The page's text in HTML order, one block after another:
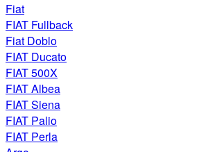
Fiat
FIAT Fullback
Fiat Doblo
FIAT Ducato
FIAT 500X
FIAT Albea
FIAT Siena
FIAT Palio
FIAT Perla